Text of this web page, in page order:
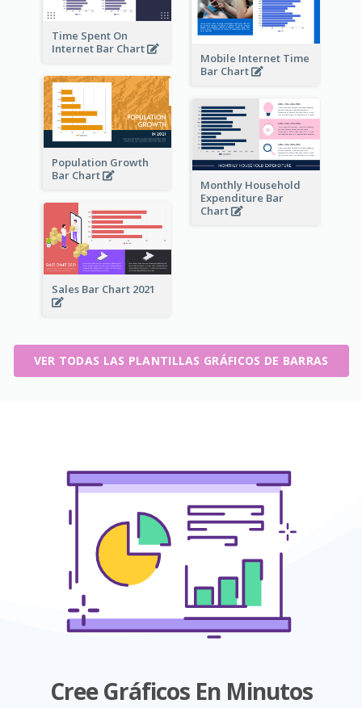
Time Spent On
Internet Bar Chart
Mobile Internet Time
Bar Chart
Population Growth
Bar Chart
Monthly Household
Expenditure Bar
Chart
Sales Bar Chart 2021
VER TODAS LAS PLANTILLAS GRÁFICOS DE BARRAS
Cree Gráficos En Minutos